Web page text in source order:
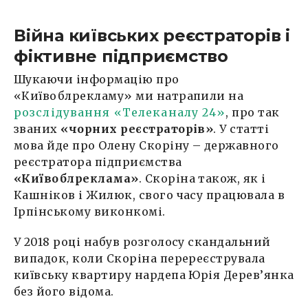
Війна київських реєстраторів і
фіктивне підприємство
Шукаючи інформацію про
«Київоблрекламу» ми натрапили на
розслідування «Телеканалу 24», про так
званих «чорних реєстраторів». У статті
мова йде про Олену Скоріну – державного
реєстратора підприємства
«Київоблреклама». Скоріна також, як і
Кашніков і Жилюк, свого часу працювала в
Ірпінському виконкомі.
У 2018 році набув розголосу скандальний
випадок, коли Скоріна перереєструвала
київську квартиру нардепа Юрія Дерев’янка
без його відома.